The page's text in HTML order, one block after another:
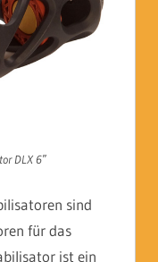
DLX 6″
sind
für das
ist ein